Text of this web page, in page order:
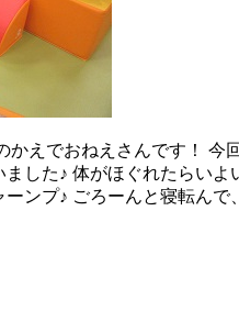
えでおねえさんです！
た♪ 体がほぐれたらいよ
ーンプ♪ ごろーんと寝転ん